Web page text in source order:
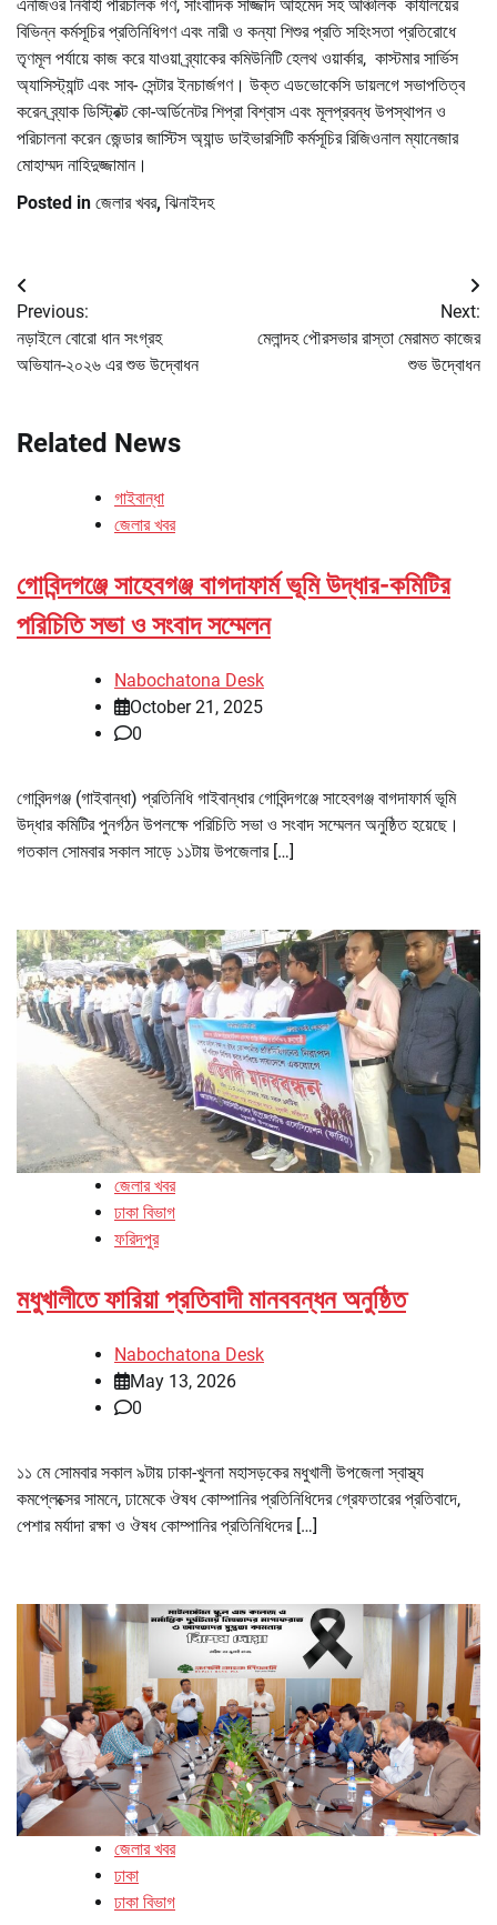
এনজিওর নির্বাহী পরিচালক গণ, সাংবাদিক সাজ্জাদ আহমেদ সহ আঞ্চলিক কার্যালয়ের
বিভিন্ন কর্মসূচির প্রতিনিধিগণ এবং নারী ও কন্যা শিশুর প্রতি সহিংসতা প্রতিরোধে
তৃণমূল পর্যায়ে কাজ করে যাওয়া ব্র্যাকের কমিউনিটি হেলথ ওয়ার্কার, কাস্টমার সার্ভিস
অ্যাসিস্ট্যান্ট এবং সাব- সেন্টার ইনচার্জগণ। উক্ত এডভোকেসি ডায়লগে সভাপতিত্ব
করেন ব্র্যাক ডিস্ট্রিক্ট কো-অর্ডিনেটর শিপ্রা বিশ্বাস এবং মূলপ্রবন্ধ উপস্থাপন ও
পরিচালনা করেন জেন্ডার জাস্টিস অ্যান্ড ডাইভারসিটি কর্মসূচির রিজিওনাল ম্যানেজার
মোহাম্মদ নাহিদুজ্জামান।
Posted in জেলার খবর, ঝিনাইদহ
Post
navigation
Previous:
নড়াইলে বোরো ধান সংগ্রহ
অভিযান-২০২৬ এর শুভ উদ্বোধন
Next:
মেলান্দহ পৌরসভার রাস্তা মেরামত কাজের
শুভ উদ্বোধন
Related News
গাইবান্ধা
জেলার খবর
গোবিন্দগঞ্জে সাহেবগঞ্জ বাগদাফার্ম ভূমি উদ্ধার-কমিটির
পরিচিতি সভা ও সংবাদ সম্মেলন
Nabochatona Desk
October 21, 2025
0
গোবিন্দগঞ্জ (গাইবান্ধা) প্রতিনিধি গাইবান্ধার গোবিন্দগঞ্জে সাহেবগঞ্জ বাগদাফার্ম ভূমি
উদ্ধার কমিটির পুনর্গঠন উপলক্ষে পরিচিতি সভা ও সংবাদ সম্মেলন অনুষ্ঠিত হয়েছে।
গতকাল সোমবার সকাল সাড়ে ১১টায় উপজেলার […]
জেলার খবর
ঢাকা বিভাগ
ফরিদপুর
মধুখালীতে ফারিয়া প্রতিবাদী মানববন্ধন অনুষ্ঠিত
Nabochatona Desk
May 13, 2026
0
১১ মে সোমবার সকাল ৯টায় ঢাকা-খুলনা মহাসড়কের মধুখালী উপজেলা স্বাস্থ্য
কমপ্লেক্সের সামনে, ঢামেকে ঔষধ কোম্পানির প্রতিনিধিদের গ্রেফতারের প্রতিবাদে,
পেশার মর্যাদা রক্ষা ও ঔষধ কোম্পানির প্রতিনিধিদের […]
জেলার খবর
ঢাকা
ঢাকা বিভাগ